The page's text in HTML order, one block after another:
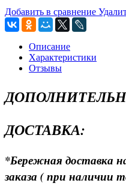
Добавить в сравнение
Описание
Характеристики
Отзывы
ДОСТАВКА:
*Бережная доставка
заказа ( при наличии